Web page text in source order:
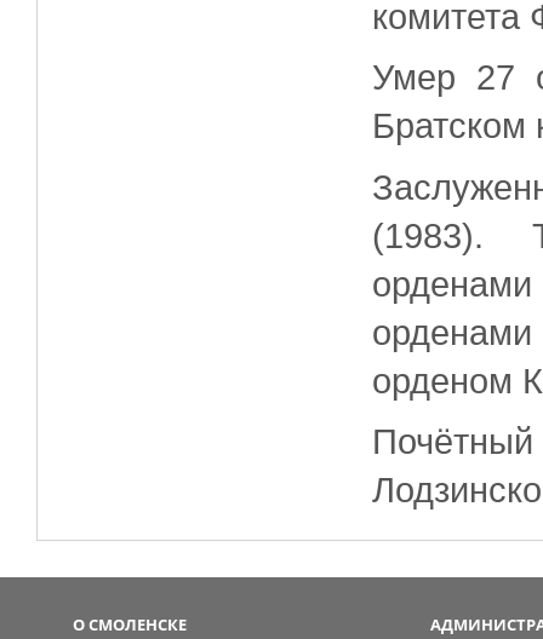
комитета
Умер 27
(1983).
орденами
орденом
О СМОЛЕНСКЕ